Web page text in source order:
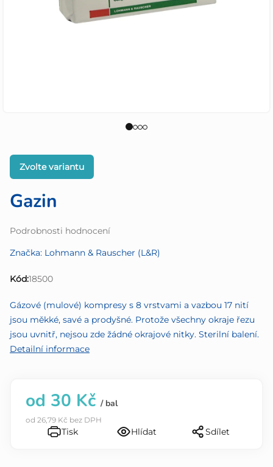
Gazin
Průměrné
produktu
0,0
hvězdiček.
Podrobnosti hodnocení
Značka: Lohmann & Rauscher (L&R)
Kód:18500
Zvolte variantu
Gázové (mulové) kompresy s 8 vrstvami a vazbou 17 nití
jsou měkké, savé a prodyšné. Protože všechny okraje řezu
jsou uvnitř, nejsou zde žádné okrajové nitky. Sterilní balení.
Detailní informace
od 30 Kč / bal
od 26,79 Kč bez DPH
Tisk Hlídat Sdílet